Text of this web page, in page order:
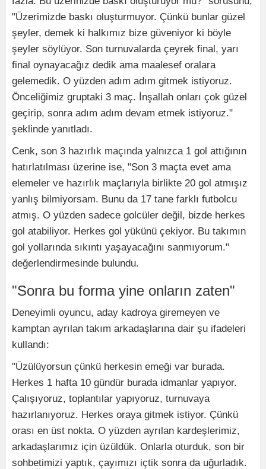
"Üzerimizde baskı oluşturmuyor. Çünkü bunlar güzel
şeyler, demek ki halkımız bize güveniyor ki böyle
şeyler söylüyor. Son turnuvalarda çeyrek final, yarı
final oynayacağız dedik ama maalesef oralara
gelemedik. O yüzden adım adım gitmek istiyoruz.
Önceliğimiz gruptaki 3 maç. İnşallah onları çok güzel
geçirip, sonra adım adım devam etmek istiyoruz."
şeklinde yanıtladı.
Cenk, son 3 hazırlık maçında yalnızca 1 gol attığının
hatırlatılması üzerine ise, "Son 3 maçta evet ama
elemeler ve hazırlık maçlarıyla birlikte 20 gol atmışız
yanlış bilmiyorsam. Bunu da 17 tane farklı futbolcu
atmış. O yüzden sadece golcüler değil, bizde herkes
gol atabiliyor. Herkes gol yükünü çekiyor. Bu takımın
gol yollarında sıkıntı yaşayacağını sanmıyorum."
değerlendirmesinde bulundu.
"Sonra bu forma yine onların zaten"
Deneyimli oyuncu, aday kadroya giremeyen ve
kamptan ayrılan takım arkadaşlarına dair şu ifadeleri
kullandı:
"Üzülüyorsun çünkü herkesin emeği var burada.
Herkes 1 hafta 10 gündür burada idmanlar yapıyor.
Çalışıyoruz, toplantılar yapıyoruz, turnuvaya
hazırlanıyoruz. Herkes oraya gitmek istiyor. Çünkü
orası en üst nokta. O yüzden ayrılan kardeşlerimiz,
arkadaşlarımız için üzüldük. Onlarla oturduk, son bir
sohbetimizi yaptık, çayımızı içtik sonra da uğurladık.